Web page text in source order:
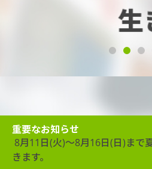
重要なお知らせ
8月11日(火)～8月16日(日)まで
きます。